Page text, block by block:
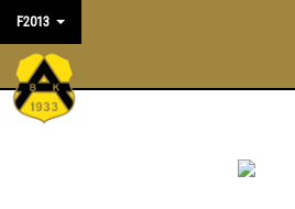
F2013
F2013